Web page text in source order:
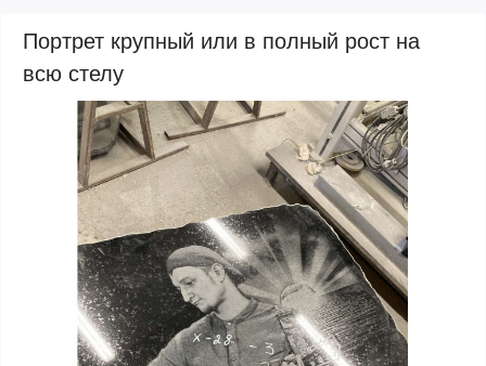
Портрет крупный или в полный рост на
всю стелу